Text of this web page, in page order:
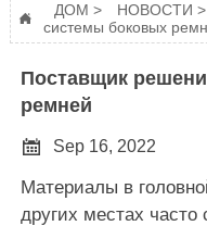
 ДОМ > НОВОСТИ >
системы боковых
Поставщик
ремней

Sep 16, 2022
Материалы в
других местах